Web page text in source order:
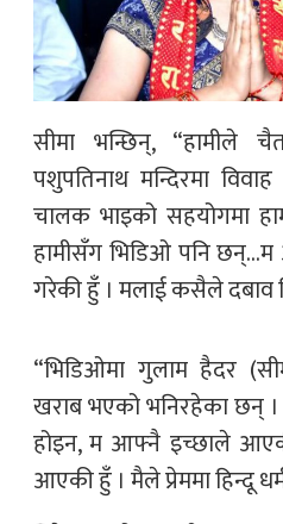
सीमा भन्छिन्, “हामीले
पशुपतिनाथ मन्दिरमा
चालक भाइको सहयोगमा
हामीसँग भिडिओ पनि
गरेकी हुँ । मलाई कसैले दबाव
“भिडिओमा गुलाम हैदर
खराब भएको भनिरहेका छन्
होइन, म आफ्नै इच्छाले
आएकी हुँ । मैले प्रेममा हिन्दू